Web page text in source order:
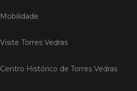
Mobilidade
Visite Torres Vedras
Centro Histórico de Torres Vedras